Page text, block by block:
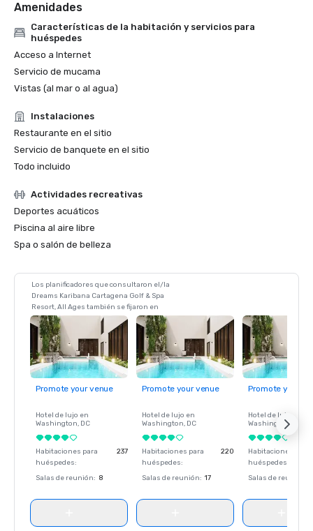
Amenidades
Características de la habitación y servicios para
huéspedes
Acceso a Internet
Servicio de mucama
Vistas (al mar o al agua)
Instalaciones
Restaurante en el sitio
Servicio de banquete en el sitio
Todo incluido
Actividades recreativas
Deportes acuáticos
Piscina al aire libre
Spa o salón de belleza
Los planificadores que consultaron el/la
Dreams Karibana Cartagena Golf & Spa
Resort, All Ages también se fijaron en
Promote your venue
Hotel de lujo en
Washington, DC
Habitaciones para
huéspedes:
237
Salas de reunión: 8
Promote your venue
Hotel de lujo en
Washington, DC
Habitaciones para
huéspedes:
220
Salas de reunión: 17
Promote your
Hotel de lujo en
Washington
Habitaciones para
huéspedes
Salas de reunión